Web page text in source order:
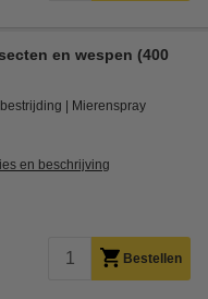
en wespen (400
Mierenspray
en beschrijving
Bestellen